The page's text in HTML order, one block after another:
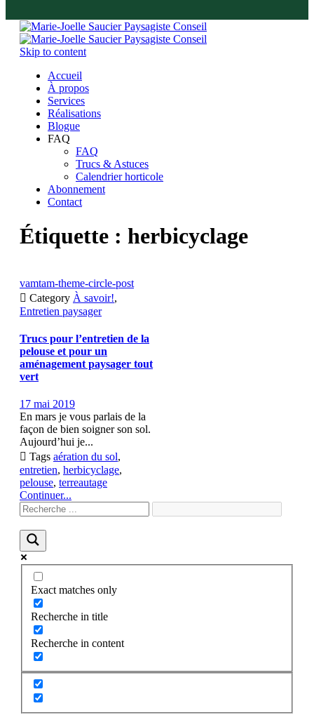
Skip to content
Accueil
À propos
Services
Réalisations
Blogue
FAQ
FAQ
Trucs & Astuces
Calendrier horticole
Abonnement
Contact
Étiquette : herbicyclage
vamtam-theme-circle-post
 Category À savoir!,
Entretien paysager
Trucs pour l’entretien de la
pelouse et pour un
aménagement paysager tout
vert
17 mai 2019
En mars je vous parlais de la
façon de bien soigner son sol.
Aujourd’hui je...
 Tags aération du sol,
entretien, herbicyclage,
pelouse, terreautage
Continuer...
Exact matches only
Recherche in title
Recherche in content